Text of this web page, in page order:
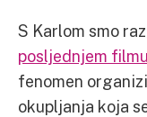
S Karlom smo
posljednjem filmu
fenomen
okupljanja koja